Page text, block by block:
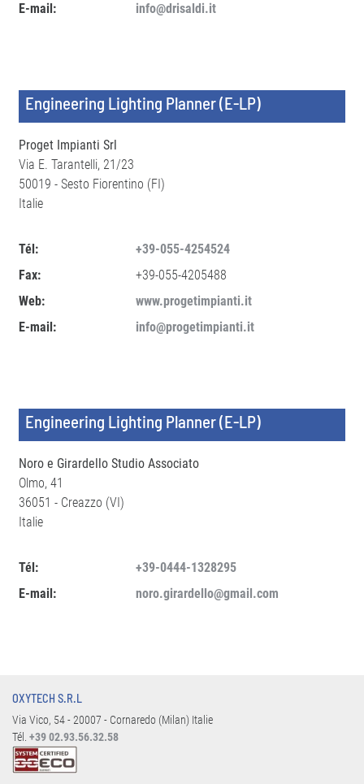
E-mail:
info@drisaldi.it
Engineering Lighting Planner (E-LP)
Proget Impianti Srl
Via E. Tarantelli, 21/23
50019 - Sesto Fiorentino (FI)
Italie
Tél:
+39-055-4254524
Fax:
+39-055-4205488
Web:
www.progetimpianti.it
E-mail:
info@progetimpianti.it
Engineering Lighting Planner (E-LP)
Noro e Girardello Studio Associato
Olmo, 41
36051 - Creazzo (VI)
Italie
Tél:
+39-0444-1328295
E-mail:
noro.girardello@gmail.com
OXYTECH S.R.L
Via Vico, 54 - 20007 - Cornaredo (Milan) Italie
Tél. +39 02.93.56.32.58